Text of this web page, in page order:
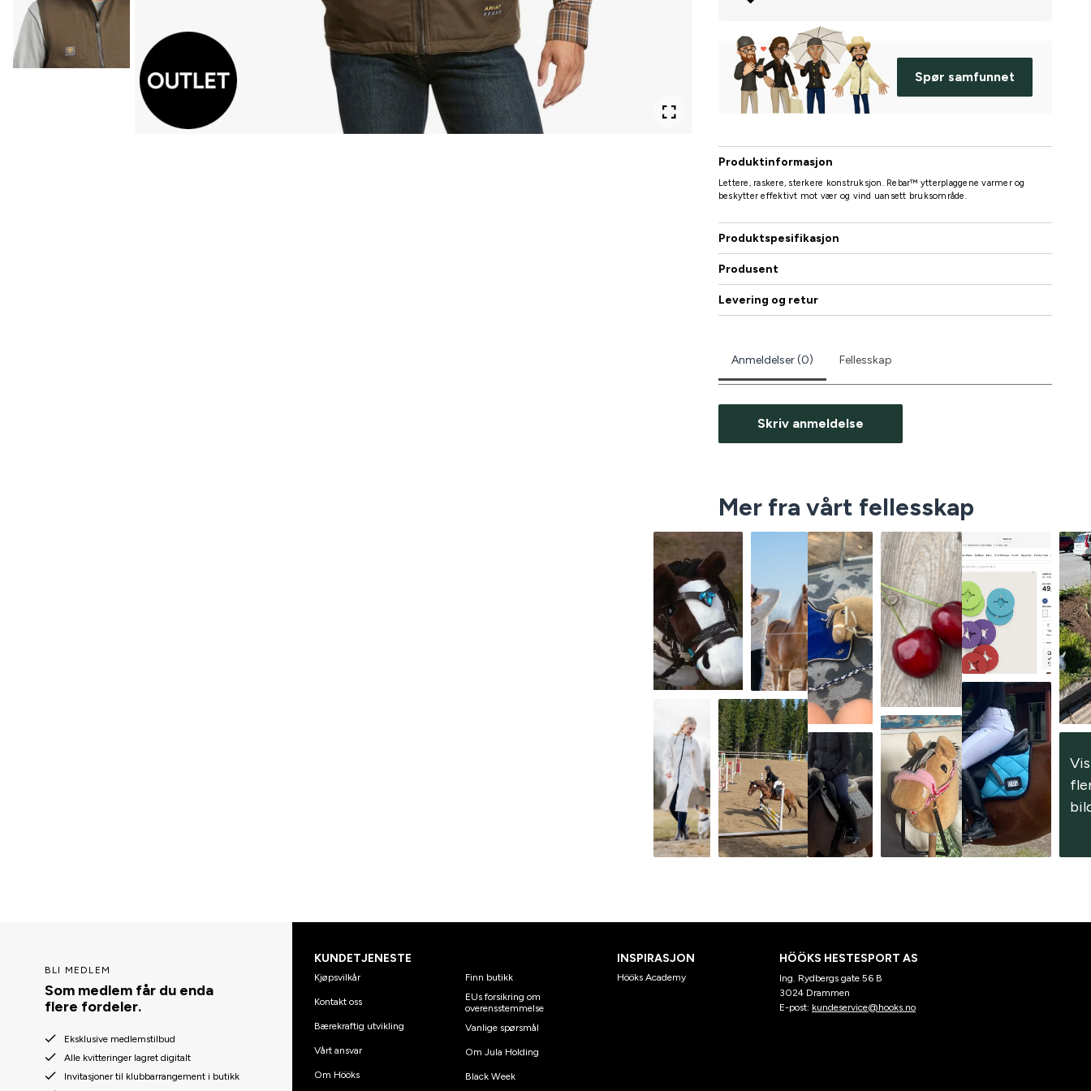
Spør samfunnet
Produktinformasjon
Lettere, raskere, sterkere konstruksjon. Rebar™ ytterplaggene varmer og
beskytter effektivt mot vær og vind uansett bruksområde.
Produktspesifikasjon
Produsent
Levering og retur
Anmeldelser (0) Fellesskap
Skriv anmeldelse
Mer fra vårt fellesskap
Vis
BLI MEDLEM
Som medlem får du enda
flere fordeler.
Eksklusive medlemstilbud
Alle kvitteringer lagret digitalt
Invitasjoner til klubbarrangement i butikk
KUNDETJENESTE
Kjøpsvilkår
Kontakt oss
Bærekraftig utvikling
Vårt ansvar
Om Hööks
Finn butikk
EUs forsikring om
overensstemmelse
Vanlige spørsmål
Om Jula Holding
Black Week
INSPIRASJON
Hööks Academy
HÖÖKS HESTESPORT AS
Ing. Rydbergs gate 56 B
3024 Drammen
E-post: kundeservice@hooks.no